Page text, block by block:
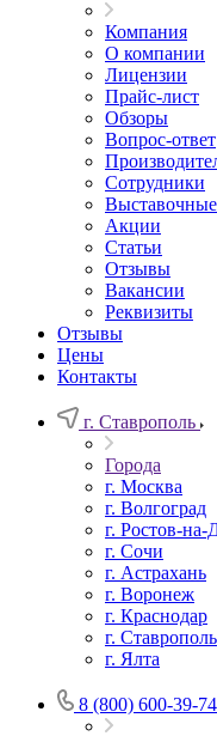
Компания
О компании
Лицензии
Прайс-лист
Обзоры
Вопрос-ответ
Сотрудники
Акции
Статьи
Отзывы
Вакансии
Реквизиты
Отзывы
Цены
Контакты
г. Ставрополь
Города
г. Москва
г. Волгоград
г. Ростов-на-
г. Сочи
г. Астрахань
г. Воронеж
г. Краснодар
г. Ставрополь
г. Ялта
8 (800) 600-39-74